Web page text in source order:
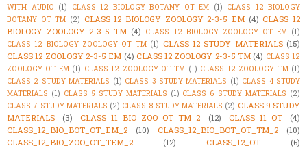
WITH AUDIO (1) CLASS 12 BIOLOGY BOTANY OT EM (1) CLASS 12 BIOLOGY
BOTANY OT TM (2) CLASS 12 BIOLOGY ZOOLOGY 2-3-5 EM (4) CLASS 12
BIOLOGY ZOOLOGY 2-3-5 TM (4) CLASS 12 BIOLOGY ZOOLOGY OT EM (1)
CLASS 12 BIOLOGY ZOOLOGY OT TM (1) CLASS 12 STUDY MATERIALS (15)
CLASS 12 ZOOLOGY 2-3-5 EM (4) CLASS 12 ZOOLOGY 2-3-5 TM (4) CLASS 12
ZOOLOGY OT EM (1) CLASS 12 ZOOLOGY OT TM (1) CLASS 12 ZOOLOGY TM (1)
CLASS 2 STUDY MATERIALS (1) CLASS 3 STUDY MATERIALS (1) CLASS 4 STUDY
MATERIALS (1) CLASS 5 STUDY MATERIALS (1) CLASS 6 STUDY MATERIALS (2)
CLASS 7 STUDY MATERIALS (2) CLASS 8 STUDY MATERIALS (2) CLASS 9 STUDY
MATERIALS
(3) CLASS_11_BIO_ZOO_OT_TM_2 (12) CLASS_11_OT
(4)
CLASS_12_BIO_BOT_OT_EM_2
(10) CLASS_12_BIO_BOT_OT_TM_2
(10)
CLASS_12_BIO_ZOO_OT_TEM_2
(12) CLASS_12_OT
(6)